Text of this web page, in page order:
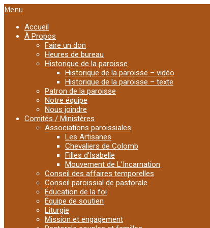
Menu
Accueil
À Propos
Faire un don
Heures de bureau
Historique de la paroisse
Historique de la paroisse – vidéo
Historique de la paroisse – texte
Patron de la paroisse
Notre équipe
Nous joindre
Comités / Ministères
Associations paroissiales
Les Artisanes
Chevaliers de Colomb
Filles d’Isabelle
Mouvement de L’Incarnation
Conseil des affaires temporelles
Conseil paroissial de pastorale
Éducation de la foi
Équipe de soutien
Liturgie
Mission et engagement